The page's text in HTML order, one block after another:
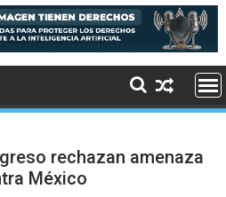
rechazan amenaza
México